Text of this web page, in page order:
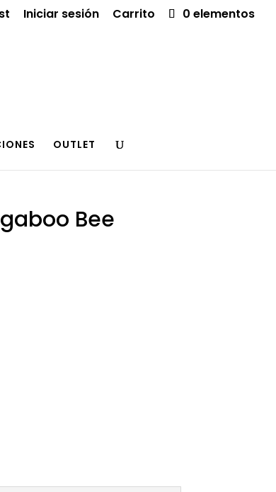
Iniciar sesión Carrito 0 elementos
OUTLET
Bee